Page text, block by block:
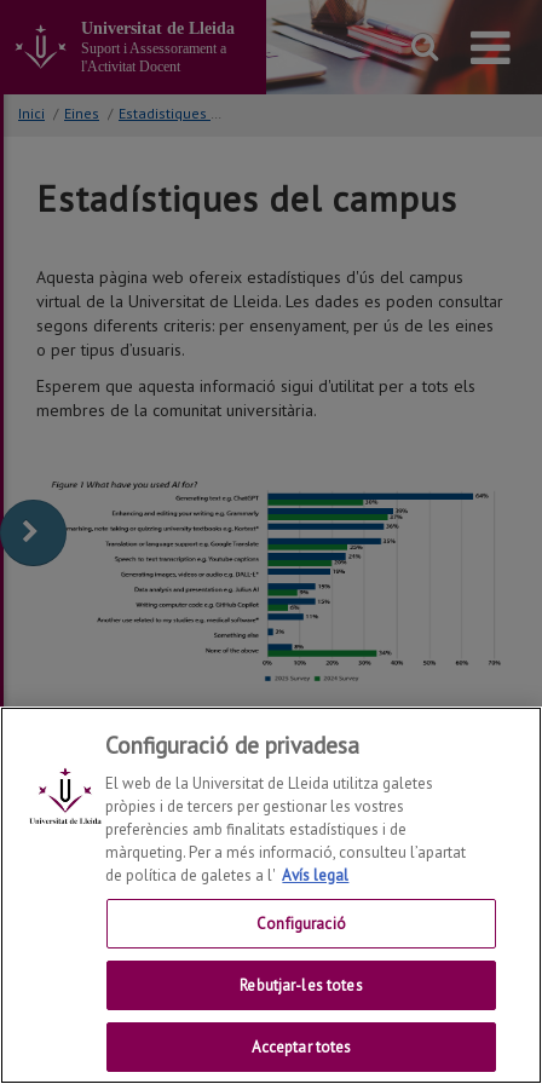
contingut
Universitat de Lleida
Suport i Assessorament a
l'Activitat Docent
Inici / Eines / Estadistiques del campus
Estadístiques del campus
Aquesta pàgina web ofereix estadístiques d'ús del campus
virtual de la Universitat de Lleida. Les dades es poden consultar
segons diferents criteris: per ensenyament, per ús de les eines
o per tipus d’usuaris.
Esperem que aquesta informació sigui d'utilitat per a tots els
membres de la comunitat universitària.
https://suportdocent.udl.cat/infocampus/
Universitat de Lleida. Suport i Assessorament a l'Activitat
Docent
Configuració de privadesa
El web de la Universitat de Lleida utilitza galetes
pròpies i de tercers per gestionar les vostres
preferències amb finalitats estadístiques i de
màrqueting. Per a més informació, consulteu l’apartat
de política de galetes a l' Avís legal
Configuració
Rebutjar-les totes
Acceptar totes